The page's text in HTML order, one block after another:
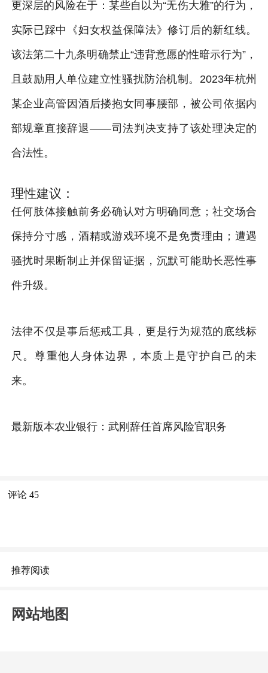
更深层的风险在于：某些自以为“无伤大雅”的行为，
实际已踩中《妇女权益保障法》修订后的新红线。
该法第二十九条明确禁止“违背意愿的性暗示行为”，
且鼓励用人单位建立性骚扰防治机制。2023年杭州
某企业高管因酒后搂抱女同事腰部，被公司依据内
部规章直接辞退——司法判决支持了该处理决定的
合法性。
理性建议：
任何肢体接触前务必确认对方明确同意；社交场合
保持分寸感，酒精或游戏环境不是免责理由；遭遇
骚扰时果断制止并保留证据，沉默可能助长恶性事
件升级。
法律不仅是事后惩戒工具，更是行为规范的底线标
尺。尊重他人身体边界，本质上是守护自己的未
来。
最新版本农业银行：武刚辞任首席风险官职务
评论 45
推荐阅读
网站地图